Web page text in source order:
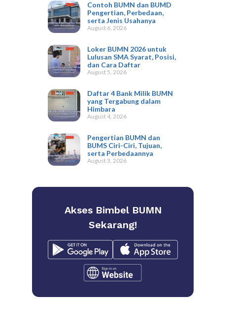
Contoh BUMN dan BUMD
Pengertian, Perbedaan,
serta Jenis Usahanya
August 6, 2026
Loker BUMN 2026 untuk
Lulusan SMA Syarat, Posisi,
dan Cara Daftar
August 5, 2026
Daftar 4 Bank Milik BUMN
yang Tergabung dalam
Himbara
August 4, 2026
Pengertian BUMN dan
BUMS Ciri-Ciri, Tujuan,
serta Perbedaannya
August 3, 2026
Akses Bimbel BUMN
Sekarang!